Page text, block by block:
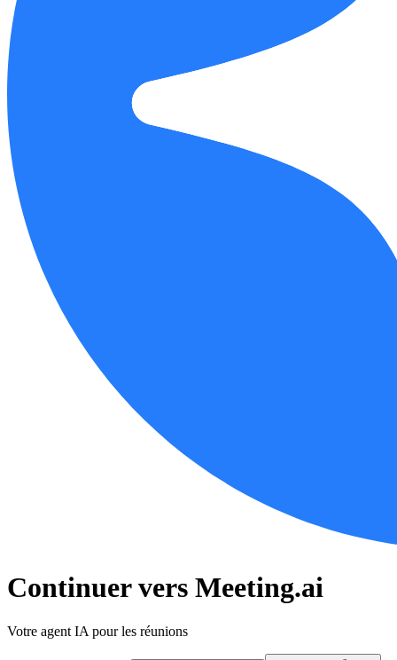
Continuer vers Meeting.ai
Votre agent IA pour les réunions